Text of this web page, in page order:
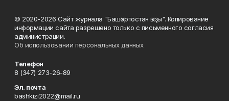
© 2020-2026 Сайт журнала "Башҡортостан ҡыҙы". Копирование
информации сайта разрешено только с письменного согласия
администрации.
Об использовании персональных данных
Телефон
8 (347) 273-26-89
Эл. почта
bashkizi2022@mail.ru